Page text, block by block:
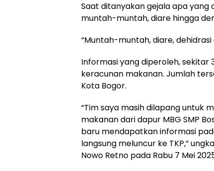
Saat ditanyakan gejala apa yang
muntah-muntah, diare hingga
“Muntah-muntah, diare,
Informasi yang diperoleh, sekitar
keracunan makanan. Jumlah
Kota Bogor.
“Tim saya masih dilapang untuk
makanan dari dapur MBG SMP
baru mendapatkan informasi
langsung meluncur ke TKP,”
Nowo Retno pada Rabu 7 Mei